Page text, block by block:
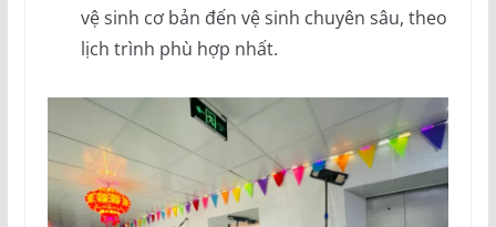
vệ sinh cơ bản đến vệ sinh chuyên sâu, theo
lịch trình phù hợp nhất.